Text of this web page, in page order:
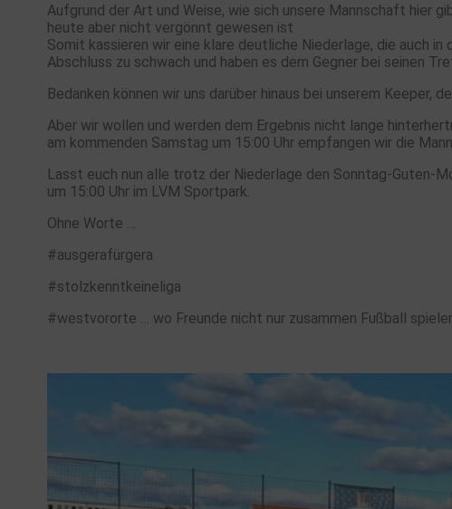
Aufgrund der Art und Weise, wie sich unsere Mannschaft hier
heute aber nicht vergönnt gewesen ist
Somit kassieren wir eine klare deutliche Niederlage, die auch
Abschluss zu schwach und haben es dem Gegner bei seinen
Bedanken können wir uns darüber hinaus bei unserem
Aber wir wollen und werden dem Ergebnis nicht lange
am kommenden Samstag um 15:00 Uhr empfangen wir die
Lasst euch nun alle trotz der Niederlage den Sonntag-Guten-
um 15:00 Uhr im LVM Sportpark.
Ohne Worte …
#ausgerafürgera
#stolzkenntkeineliga
#westvororte … wo Freunde nicht nur zusammen Fußball